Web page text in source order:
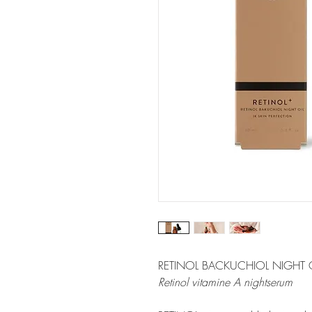
RETINOL BACKUCHIOL NIGHT
Retinol vitamine A nightserum